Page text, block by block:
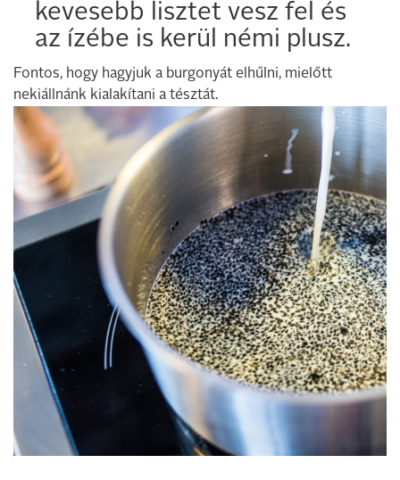
kevesebb lisztet vesz fel és
az ízébe is kerül némi plusz.
Fontos, hogy hagyjuk a burgonyát elhűlni, mielőtt
nekiállnánk kialakítani a tésztát.